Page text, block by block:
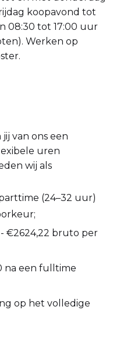
koopavond tot
08:30 tot 17:00 uur
Werken op
van ons een
uren
wij als
(24–32 uur)
€2624,22 bruto per
na een fulltime
op het volledige